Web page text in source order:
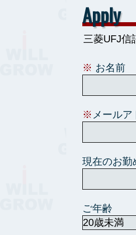
Apply
※ お名前
※ メールア
現在のお勤
ご年齢